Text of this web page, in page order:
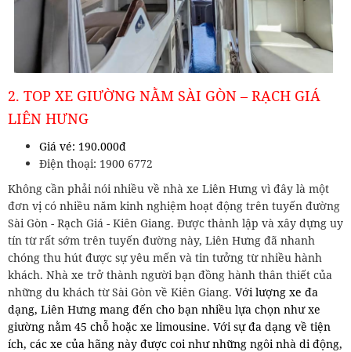
2. TOP XE GIƯỜNG NẰM SÀI GÒN – RẠCH GIÁ
LIÊN HƯNG
Giá vé: 190.000đ
Điện thoại: 1900 6772
Không cần phải nói nhiều về nhà xe Liên Hưng vì đây là một
đơn vị có nhiều năm kinh nghiệm hoạt động trên tuyến đường
Sài Gòn - Rạch Giá - Kiên Giang. Được thành lập và xây dựng uy
tín từ rất sớm trên tuyến đường này, Liên Hưng đã nhanh
chóng thu hút được sự yêu mến và tin tưởng từ nhiều hành
khách. Nhà xe trở thành người bạn đồng hành thân thiết của
những du khách từ Sài Gòn về Kiên Giang. Với lượng xe đa
dạng, Liên Hưng mang đến cho bạn nhiều lựa chọn như xe
giường nằm 45 chỗ hoặc xe limousine. Với sự đa dạng về tiện
ích, các xe của hãng này được coi như những ngôi nhà di động,